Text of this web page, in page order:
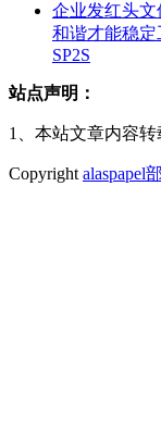
企业发红头文
和谐才能稳定
SP2S
站点声明：
1、本站文章内容
Copyright alaspapel